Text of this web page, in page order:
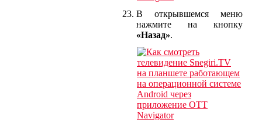
В открывшемся меню
нажмите на кнопку
«Назад».